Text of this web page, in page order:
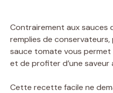
Contrairement aux sauces
remplies de
sauce tomate vous
et de profiter d’une saveur
Cette recette facile ne